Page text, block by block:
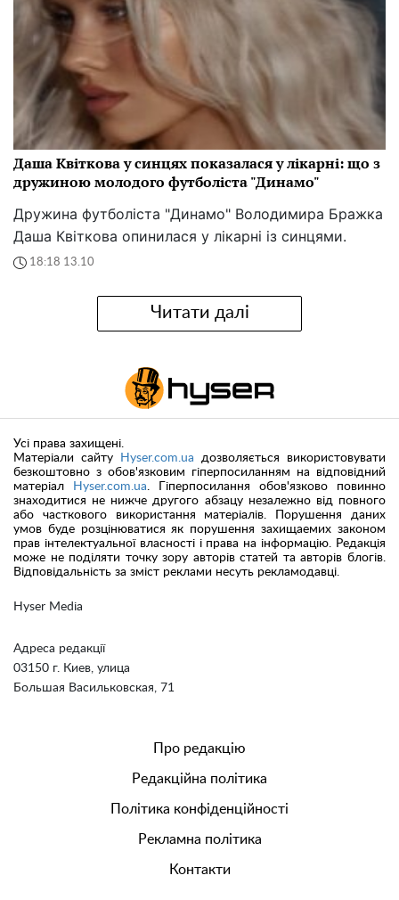
Даша Квіткова у синцях показалася у лікарні: що з
дружиною молодого футболіста "Динамо"
Дружина футболіста "Динамо" Володимира Бражка
Даша Квіткова опинилася у лікарні із синцями.
18:18 13.10
Читати далі
Hyser Media
Адреса редакції
03150 г. Киев, улица
Большая Васильковская, 71
Усі права захищені.
Матеріали сайту
Hyser.com.ua дозволяється використовувати
безкоштовно з обов'язковим гіперпосиланням на відповідний
матеріал
Hyser.com.ua. Гіперпосилання обов'язково повинно
знаходитися не нижче другого абзацу незалежно від повного
або часткового використання матеріалів. Порушення даних
умов буде розцінюватися як порушення захищаемих законом
прав інтелектуальної власності і права на інформацію. Редакція
може не поділяти точку зору авторів статей та авторів блогів.
Відповідальність за зміст реклами несуть рекламодавці.
Про редакцію
Редакційна політика
Політика конфіденційності
Рекламна політика
Контакти